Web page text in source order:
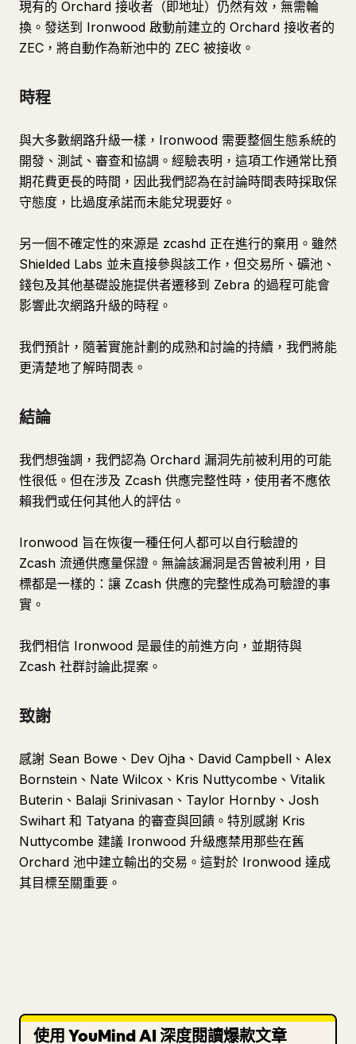
現有的 Orchard 接收者（即地址）仍然有效，無需輪
換。發送到 Ironwood 啟動前建立的 Orchard 接收者的
ZEC，將自動作為新池中的 ZEC 被接收。
時程
與大多數網路升級一樣，Ironwood 需要整個生態系統的
開發、測試、審查和協調。經驗表明，這項工作通常比預
期花費更長的時間，因此我們認為在討論時間表時採取保
守態度，比過度承諾而未能兌現要好。
另一個不確定性的來源是 zcashd 正在進行的棄用。雖然
Shielded Labs 並未直接參與該工作，但交易所、礦池、
錢包及其他基礎設施提供者遷移到 Zebra 的過程可能會
影響此次網路升級的時程。
我們預計，隨著實施計劃的成熟和討論的持續，我們將能
更清楚地了解時間表。
結論
我們想強調，我們認為 Orchard 漏洞先前被利用的可能
性很低。但在涉及 Zcash 供應完整性時，使用者不應依
賴我們或任何其他人的評估。
Ironwood 旨在恢復一種任何人都可以自行驗證的
Zcash 流通供應量保證。無論該漏洞是否曾被利用，目
標都是一樣的：讓 Zcash 供應的完整性成為可驗證的事
實。
我們相信 Ironwood 是最佳的前進方向，並期待與
Zcash 社群討論此提案。
致謝
感謝 Sean Bowe、Dev Ojha、David Campbell、Alex
Bornstein、Nate Wilcox、Kris Nuttycombe、Vitalik
Buterin、Balaji Srinivasan、Taylor Hornby、Josh
Swihart 和 Tatyana 的審查與回饋。特別感謝 Kris
Nuttycombe 建議 Ironwood 升級應禁用那些在舊
Orchard 池中建立輸出的交易。這對於 Ironwood 達成
其目標至關重要。
使用 YouMind AI 深度閱讀爆款文章